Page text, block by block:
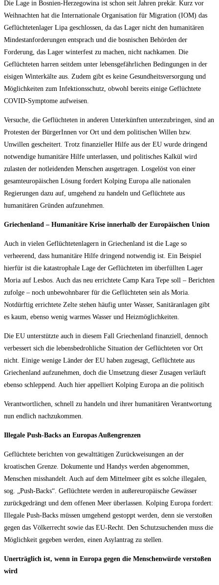
Die Lage in Bosnien‐Herzegowina ist schon seit Jahren prekär. Kurz vor
Weihnachten hat die Internationale Organisation für Migration (IOM) das
Geflüchtetenlager Lipa geschlossen, da das Lager nicht den humanitären
Mindestanforderungen entsprach und die bosnischen Behörden der
Forderung, das Lager winterfest zu machen, nicht nachkamen. Die
Geflüchteten harren seitdem unter lebensgefährlichen Bedingungen in der
eisigen Winterkälte aus. Zudem gibt es keine Gesundheitsversorgung und
Möglichkeiten zum Infektionsschutz, obwohl bereits einige Geflüchtete
COVID‐Symptome aufweisen.
Versuche, die Geflüchteten in anderen Unterkünften unterzubringen, sind an
Protesten der BürgerInnen vor Ort und dem politischen Willen bzw.
Unwillen gescheitert. Trotz finanzieller Hilfe aus der EU wurde dringend
notwendige humanitäre Hilfe unterlassen, und politisches Kalkül wird
zulasten der notleidenden Menschen ausgetragen. Losgelöst von einer
gesamteuropäischen Lösung fordert Kolping Europa alle nationalen
Regierungen dazu auf, umgehend zu handeln und Geflüchtete aus
humanitären Gründen aufzunehmen.
Griechenland – Humanitäre Krise innerhalb der Europäischen Union
Auch in vielen Geflüchtetenlagern in Griechenland ist die Lage so
verheerend, dass humanitäre Hilfe dringend notwendig ist. Ein Beispiel
hierfür ist die katastrophale Lage der Geflüchteten im überfüllten Lager
Moria auf Lesbos. Auch das neu errichtete Camp Kara Tepe soll – Berichten
zufolge – noch unbewohnbarer für die Geflüchteten sein als Moria.
Notdürftig errichtete Zelte stehen häufig unter Wasser, Sanitäranlagen gibt
es kaum, ebenso wenig warmes Wasser und Heizmöglichkeiten.
Die EU unterstützte auch in diesem Fall Griechenland finanziell, dennoch
verbessert sich die lebensbedrohliche Situation der Geflüchteten vor Ort
nicht. Einige wenige Länder der EU haben zugesagt, Geflüchtete aus
Griechenland aufzunehmen, doch die Umsetzung dieser Zusagen verläuft
ebenso schleppend. Auch hier appelliert Kolping Europa an die politisch
Verantwortlichen, schnell zu handeln und ihrer humanitären Verantwortung
nun endlich nachzukommen.
Illegale Push‐Backs an Europas Außengrenzen
Geflüchtete berichten von gewalttätigen Zurückweisungen an der
kroatischen Grenze. Dokumente und Handys werden abgenommen,
Menschen misshandelt. Auch auf dem Mittelmeer gibt es solche illegalen,
sog. „Push‐Backs“. Geflüchtete werden in außereuropäische Gewässer
zurückgedrängt und dem offenen Meer überlassen. Kolping Europa fordert:
Illegale Push‐Backs müssen umgehend gestoppt werden, denn sie verstoßen
gegen das Völkerrecht sowie das EU‐Recht. Den Schutzsuchenden muss die
Möglichkeit gegeben werden, einen Asylantrag zu stellen.
Unerträglich ist, wenn in Europa gegen die Menschenwürde verstoßen
wird